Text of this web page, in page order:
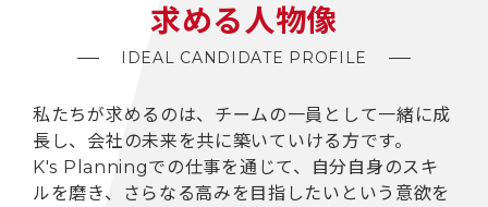
求める人物像
IDEAL CANDIDATE PROFILE
私たちが求めるのは、チームの一員として一緒に成
長し、 会社の未来を共に築いていける方です。
K's Planningでの仕事を通じて、自分自身のスキ
ルを磨き、
さらなる高みを目指したいという意欲を